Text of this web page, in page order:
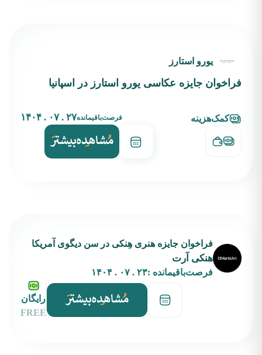
یورو استارز
فراخوان جایزه عکاسی یورو استارز در اسپانیا
کمک‌هزینه فرصت‌باقیمانده۲۷ . ۰۷ . ۱۴۰۴
فراخوان جایزه هنری هِنکی در سن دیگوی آمریکا
هنکی آرت
فرصت‌باقیمانده :۲۳ . ۰۷ . ۱۴۰۴
رایگان
FREE